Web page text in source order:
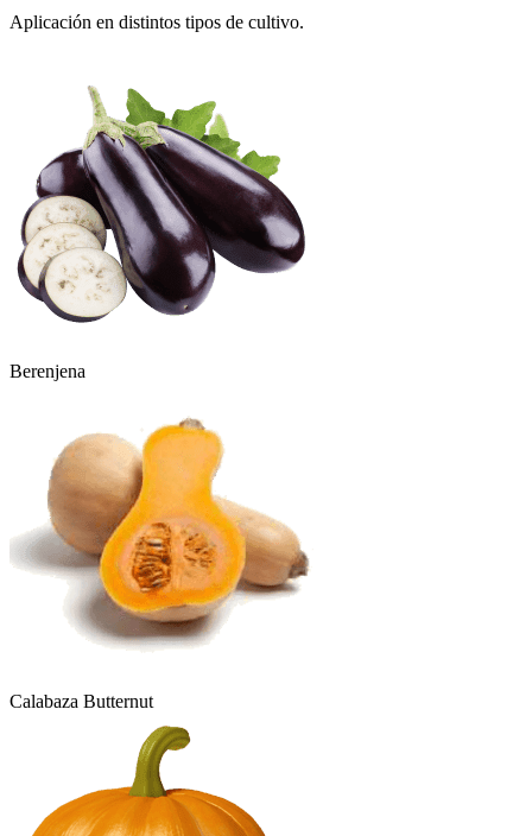
Aplicación en distintos tipos de cultivo.
Berenjena
Calabaza Butternut